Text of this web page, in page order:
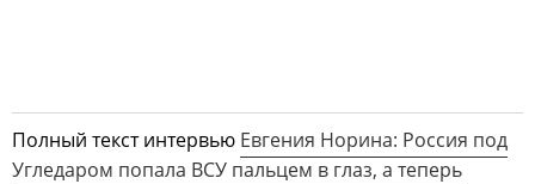
Полный текст интервью Евгения Норина: Россия под
Угледаром попала ВСУ пальцем в глаз, а теперь